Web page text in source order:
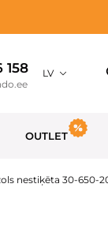
158 LV
OUTLET
nestiķēta 30-650-